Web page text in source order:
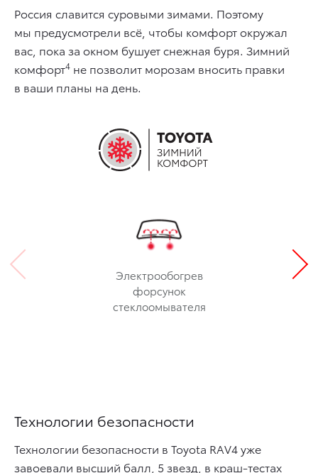
Россия славится суровыми зимами. Поэтому
мы предусмотрели всё, чтобы комфорт окружал
вас, пока за окном бушует снежная буря. Зимний
комфорт4 не позволит морозам вносить правки
в ваши планы на день.
Электрообогрев
форсунок
стеклоомывателя
Технологии безопасности
Технологии безопасности в Toyota RAV4 уже
завоевали высший балл, 5 звезд, в краш-тестах